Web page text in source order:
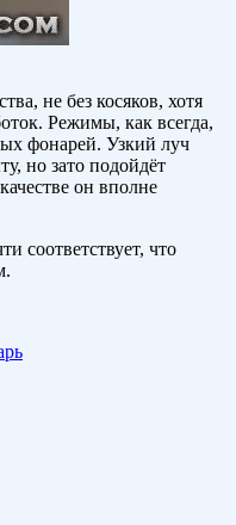
не без косяков, хотя
Режимы, как всегда,
фонарей. Узкий луч
но зато подойдёт
он вполне
соответствует, что